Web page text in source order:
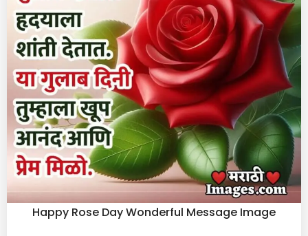
Happy Rose Day Wonderful Message Image